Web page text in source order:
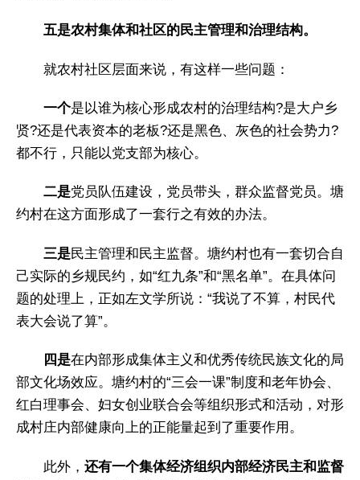
五是农村集体和社区的民主管理和治理结构。
就农村社区层面来说，有这样一些问题：
一个是以谁为核心形成农村的治理结构?是大户乡
贤?还是代表资本的老板?还是黑色、灰色的社会势力?
都不行，只能以党支部为核心。
二是党员队伍建设，党员带头，群众监督党员。塘
约村在这方面形成了一套行之有效的办法。
三是民主管理和民主监督。塘约村也有一套切合自
己实际的乡规民约，如“红九条”和“黑名单”。在具体问
题的处理上，正如左文学所说：“我说了不算，村民代
表大会说了算”。
四是在内部形成集体主义和优秀传统民族文化的局
部文化场效应。塘约村的“三会一课”制度和老年协会、
红白理事会、妇女创业联合会等组织形式和活动，对形
成村庄内部健康向上的正能量起到了重要作用。
此外， 还有一个集体经济组织内部经济民主和监督